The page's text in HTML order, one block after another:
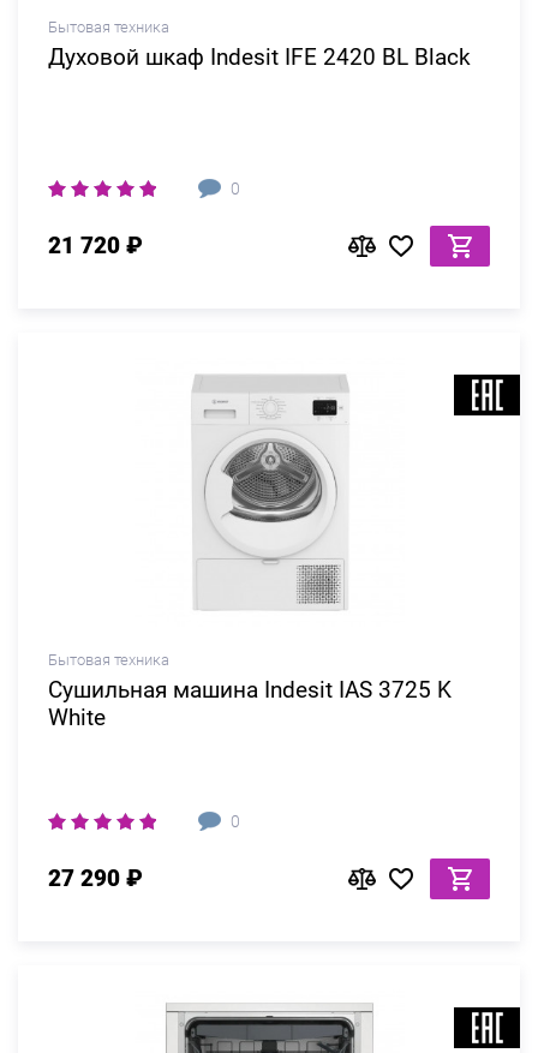
Бытовая техника
Духовой шкаф Indesit IFE 2420 BL Black
0
21 720 ₽
Бытовая техника
Сушильная машина Indesit IAS 3725 K
White
0
27 290 ₽